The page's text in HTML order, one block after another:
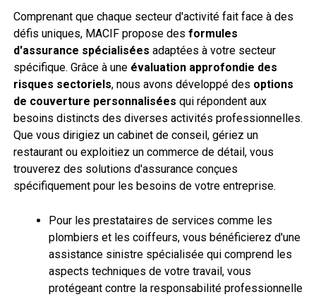
Comprenant que chaque secteur d'activité fait face à des
défis uniques, MACIF propose des formules
d'assurance spécialisées adaptées à votre secteur
spécifique. Grâce à une évaluation approfondie des
risques sectoriels, nous avons développé des options
de couverture personnalisées qui répondent aux
besoins distincts des diverses activités professionnelles.
Que vous dirigiez un cabinet de conseil, gériez un
restaurant ou exploitiez un commerce de détail, vous
trouverez des solutions d'assurance conçues
spécifiquement pour les besoins de votre entreprise.
Pour les prestataires de services comme les
plombiers et les coiffeurs, vous bénéficierez d'une
assistance sinistre spécialisée qui comprend les
aspects techniques de votre travail, vous
protégeant contre la responsabilité professionnelle